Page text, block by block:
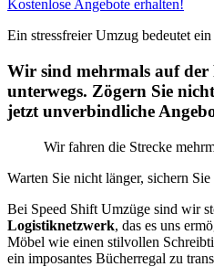
Kostenlose Angebote erhalten!
Ein stressfreier Umzug bedeutet ein
Wir sind mehrmals auf
unterwegs. Zögern Sie
jetzt unverbindliche
Wir fahren die Strecke
Warten Sie nicht länger, sichern
Bei Speed Shift Umzüge sind wir
Logistiknetzwerk, das es uns
Möbel wie einen stilvollen
ein imposantes Bücherregal zu